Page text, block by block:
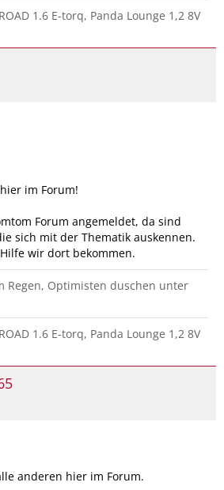
1.6 E-torq, Panda Lounge 1,2 8V
im Forum!
Forum angemeldet, da sind
sich mit der Thematik auskennen.
wir dort bekommen.
Regen, Optimisten duschen unter
1.6 E-torq, Panda Lounge 1,2 8V
anderen hier im Forum.